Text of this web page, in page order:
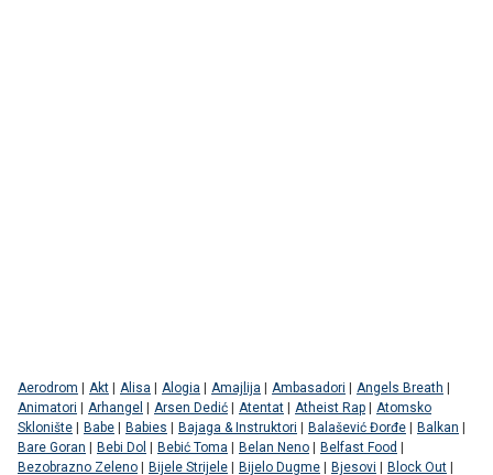
Aerodrom | Akt | Alisa | Alogia | Amajlija | Ambasadori | Angels Breath |
Animatori | Arhangel | Arsen Dedić | Atentat | Atheist Rap | Atomsko
Sklonište | Babe | Babies | Bajaga & Instruktori | Balašević Đorđe | Balkan |
Bare Goran | Bebi Dol | Bebić Toma | Belan Neno | Belfast Food |
Bezobrazno Zeleno | Bijele Strijele | Bijelo Dugme | Bjesovi | Block Out |